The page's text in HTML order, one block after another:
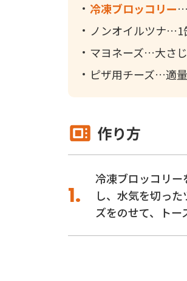
冷凍ブロッコリー
ノンオイルツナ
マヨネーズ
大さ
ピザ用チーズ
適量
作り方
冷凍ブロッコリ
し、水気を切っ
ズをのせて、トー